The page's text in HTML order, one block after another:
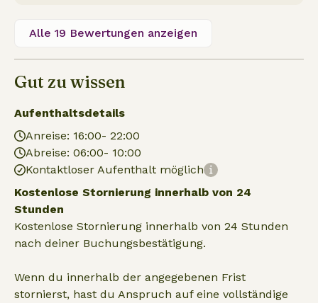
Alle 19 Bewertungen anzeigen
Gut zu wissen
Aufenthaltsdetails
Anreise: 16:00- 22:00
Abreise: 06:00- 10:00
Kontaktloser Aufenthalt möglich
Kostenlose Stornierung innerhalb von 24
Stunden
Kostenlose Stornierung innerhalb von 24 Stunden
nach deiner Buchungsbestätigung.
Wenn du innerhalb der angegebenen Frist
stornierst, hast du Anspruch auf eine vollständige